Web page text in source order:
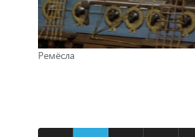
Ремёсла